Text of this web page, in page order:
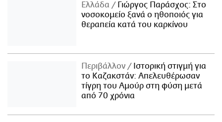
Ελλάδα
Γιώργος Παράσχος: Στο
νοσοκομείο ξανά ο ηθοποιός για
θεραπεία κατά του καρκίνου
Περιβάλλον
Ιστορική στιγμή για
το Καζακστάν: Απελευθέρωσαν
τίγρη του Αμούρ στη φύση μετά
από 70 χρόνια